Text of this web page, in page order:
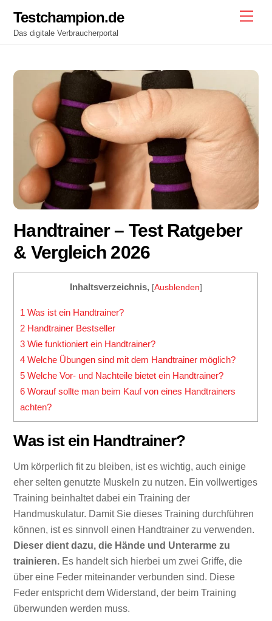
content
Testchampion.de
Das digitale Verbraucherportal
Handtrainer – Test Ratgeber
& Vergleich 2026
Inhaltsverzeichnis, [Ausblenden]
1 Was ist ein Handtrainer?
2 Handtrainer Bestseller
3 Wie funktioniert ein Handtrainer?
4 Welche Übungen sind mit dem Handtrainer möglich?
5 Welche Vor- und Nachteile bietet ein Handtrainer?
6 Worauf sollte man beim Kauf von eines Handtrainers
achten?
Was ist ein Handtrainer?
Um körperlich fit zu bleiben, ist es wichtig, auch einige
eher selten genutzte Muskeln zu nutzen. Ein vollwertiges
Training beinhaltet dabei ein Training der
Handmuskulatur. Damit Sie dieses Training durchführen
können, ist es sinnvoll einen Handtrainer zu verwenden.
Dieser dient dazu, die Hände und Unterarme zu
trainieren. Es handelt sich hierbei um zwei Griffe, die
über eine Feder miteinander verbunden sind. Diese
Feder entspricht dem Widerstand, der beim Training
überwunden werden muss.